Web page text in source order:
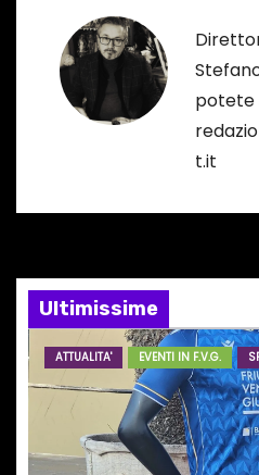
e
a
r
potete
t.it
Ultimissime
ATTUALITA' EVENTI IN F.V.G.